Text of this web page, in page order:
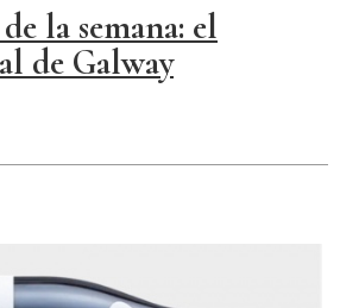
la semana: el
de Galway